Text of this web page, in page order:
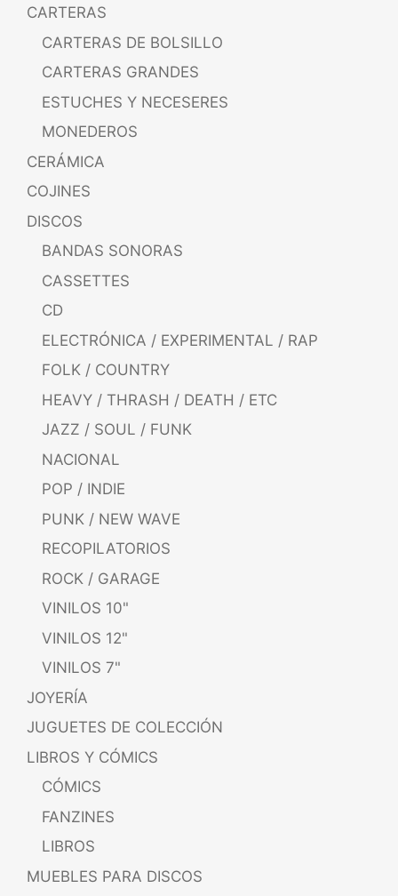
CARTERAS
CARTERAS DE BOLSILLO
CARTERAS GRANDES
ESTUCHES Y NECESERES
MONEDEROS
CERÁMICA
COJINES
DISCOS
BANDAS SONORAS
CASSETTES
CD
ELECTRÓNICA / EXPERIMENTAL / RAP
FOLK / COUNTRY
HEAVY / THRASH / DEATH / ETC
JAZZ / SOUL / FUNK
NACIONAL
POP / INDIE
PUNK / NEW WAVE
RECOPILATORIOS
ROCK / GARAGE
VINILOS 10"
VINILOS 12"
VINILOS 7"
JOYERÍA
JUGUETES DE COLECCIÓN
LIBROS Y CÓMICS
CÓMICS
FANZINES
LIBROS
MUEBLES PARA DISCOS